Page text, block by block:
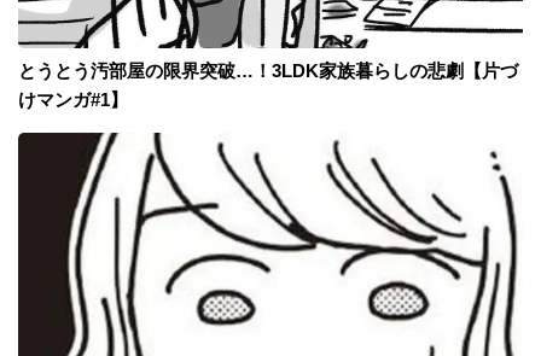
とうとう汚部屋の限界突破…！3LDK家族暮らしの悲劇【片づ
けマンガ#1】